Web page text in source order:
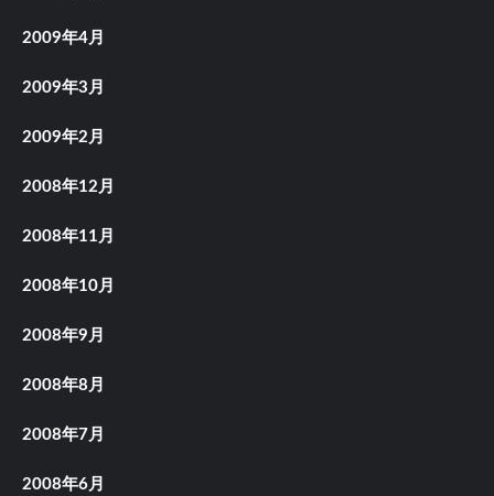
2009年4月
2009年3月
2009年2月
2008年12月
2008年11月
2008年10月
2008年9月
2008年8月
2008年7月
2008年6月